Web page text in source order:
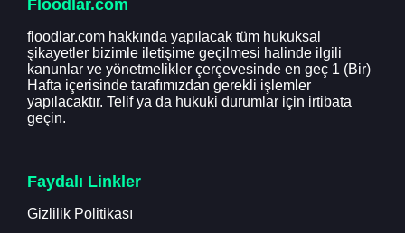
Floodlar.com
floodlar.com hakkında yapılacak tüm hukuksal
şikayetler bizimle iletişime geçilmesi halinde ilgili
kanunlar ve yönetmelikler çerçevesinde en geç 1 (Bir)
Hafta içerisinde tarafımızdan gerekli işlemler
yapılacaktır. Telif ya da hukuki durumlar için irtibata
geçin.
Faydalı Linkler
Gizlilik Politikası